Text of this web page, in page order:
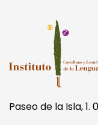
Paseo de la Isla, 1.